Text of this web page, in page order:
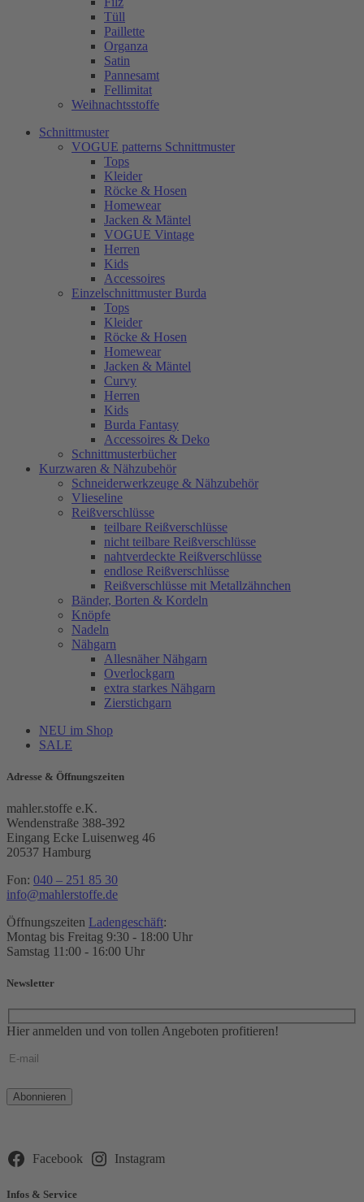
Tüll
Paillette
Organza
Satin
Pannesamt
Fellimitat
Weihnachtsstoffe
Schnittmuster
VOGUE patterns Schnittmuster
Tops
Kleider
Röcke & Hosen
Homewear
Jacken & Mäntel
VOGUE Vintage
Herren
Kids
Accessoires
Einzelschnittmuster Burda
Tops
Kleider
Röcke & Hosen
Homewear
Jacken & Mäntel
Curvy
Herren
Kids
Burda Fantasy
Accessoires & Deko
Schnittmusterbücher
Kurzwaren & Nähzubehör
Schneiderwerkzeuge & Nähzubehör
Vlieseline
Reißverschlüsse
teilbare Reißverschlüsse
nicht teilbare Reißverschlüsse
nahtverdeckte Reißverschlüsse
endlose Reißverschlüsse
Reißverschlüsse mit Metallzähnchen
Bänder, Borten & Kordeln
Knöpfe
Nadeln
Nähgarn
Allesnäher Nähgarn
Overlockgarn
extra starkes Nähgarn
Zierstichgarn
NEU im Shop
SALE
Adresse & Öffnungszeiten
mahler.stoffe e.K.
Wendenstraße 388-392
Eingang Ecke Luisenweg 46
20537 Hamburg
Fon: 040 – 251 85 30
info@mahlerstoffe.de
Öffnungszeiten Ladengeschäft:
Montag bis Freitag 9:30 - 18:00 Uhr
Samstag 11:00 - 16:00 Uhr
Newsletter
Hier anmelden und von tollen Angeboten profitieren!
Bitte
lasse
leer.
Facebook Instagram
Infos & Service